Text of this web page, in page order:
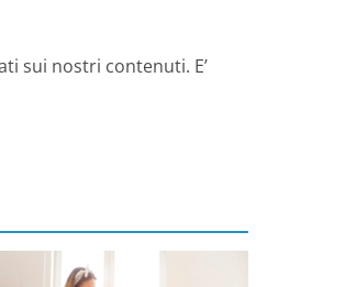
sui nostri contenuti. E’